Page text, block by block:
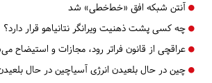
آنتن شبکه افق «خط‌خطی» شد
چه کسی پشت ذهنیت ویرانگر نتانیاهو قرار دارد؟
عراقچی از قانون فراتر رود، مجازات و استیضاح
چین در حال بلعیدن انرژی آسیاچین در حال